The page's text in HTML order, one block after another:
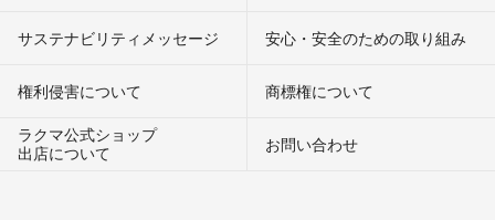
サステナビリティメッセージ 安心・安全のための取り組み
権利侵害について
商標権について
ラクマ公式ショップ
出店について
お問い合わせ